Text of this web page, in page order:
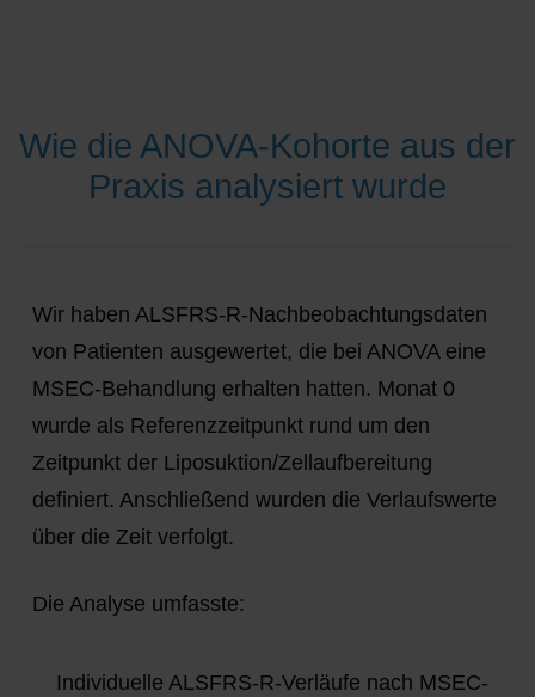
Wie die ANOVA-Kohorte aus der
Praxis analysiert wurde
Wir haben ALSFRS-R-Nachbeobachtungsdaten
von Patienten ausgewertet, die bei ANOVA eine
MSEC-Behandlung erhalten hatten. Monat 0
wurde als Referenzzeitpunkt rund um den
Zeitpunkt der Liposuktion/Zellaufbereitung
definiert. Anschließend wurden die Verlaufswerte
über die Zeit verfolgt.
Die Analyse umfasste:
Individuelle ALSFRS-R-Verläufe nach MSEC-